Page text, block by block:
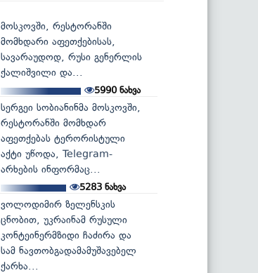
მოსკოვში, რესტორანში
მომხდარი აფეთქებისას,
სავარაუდოდ, რუსი გენერლის
ქალიშვილი და...
5990ნახვა
სერგეი სობიანინმა მოსკოვში,
რესტორანში მომხდარ
აფეთქებას ტერორისტული
აქტი უწოდა, Telegram-
არხების ინფორმაც...
5283 ნახვა
ვოლოდიმირ ზელენსკის
ცნობით, უკრაინამ რუსული
კონტეინერმზიდი ჩაძირა და
სამ ნავთობგადამამუშავებელ
ქარხა...